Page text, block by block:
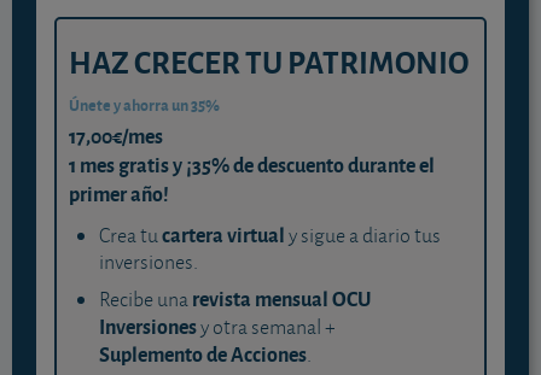
HAZ CRECER TU PATRIMONIO
Únete y ahorra un 35%
17,00€/mes
1 mes gratis y ¡35% de descuento durante el
primer año!
Crea tucartera virtualy sigue a diario tus
inversiones.
Recibe unarevista mensual OCU
Inversionesy otra semanal +
Suplemento de Acciones.